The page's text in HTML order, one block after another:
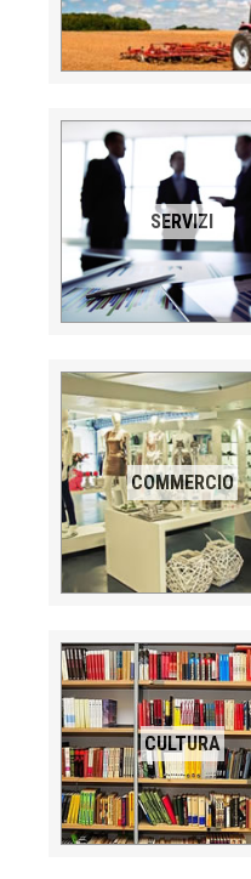
SERVIZI
COMMERCIO
CULTURA